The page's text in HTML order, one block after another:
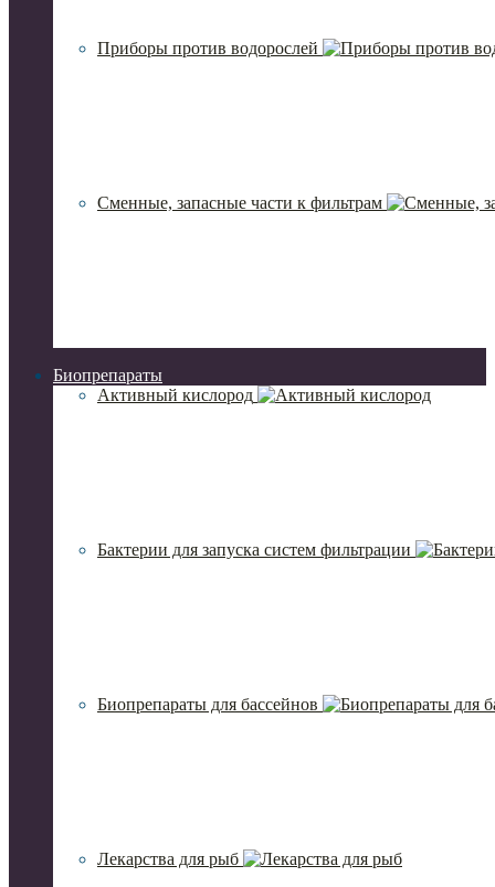
Приборы против водорослей
Сменные, запасные части к фильтрам
Биопрепараты
Активный кислород
Бактерии для запуска систем фильтрации
Биопрепараты для бассейнов
Лекарства для рыб